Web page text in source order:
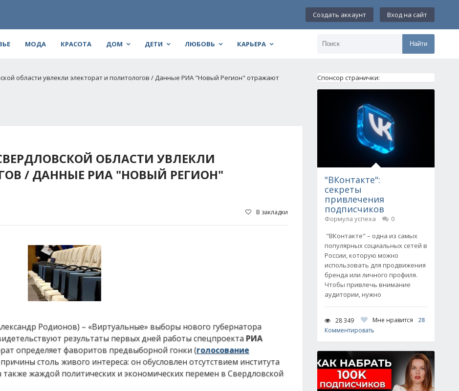
Создать аккаунт Вход на сайт
МОДА КРАСОТА ДОМ ДЕТИ ЛЮБОВЬ КАРЬЕРА Найти
области увлекли электорат и политологов / Данные РИА "Новый Регион" отражают
ОБЛАСТИ УВЛЕКЛИ
/ ДАННЫЕ РИА "НОВЫЙ РЕГИОН"
В закладки
Родионов) – «Виртуальные» выборы нового губернатора
результаты первых дней работы спецпроекта РИА
определяет фаворитов предвыборной гонки (голосование
столь живого интереса: он обусловлен отсутствием института
также жаждой политических и экономических перемен в Свердловской
Спонсор странички:
"ВКонтакте":
секреты
привлечения
подписчиков
Формула успеха
0
"ВКонтакте" – одна из самых
популярных социальных сетей в
России, которую можно
использовать для продвижения
бренда или личного профиля.
Чтобы привлечь внимание
аудитории, нужно
28 349 Мне нравится
28
Комментировать